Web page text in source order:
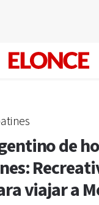
de
viajar a